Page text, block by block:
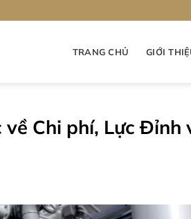
TRANG CHỦ GIỚI
Chi phí, Lực Đỉnh